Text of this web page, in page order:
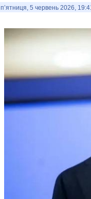
п’ятниця, 5 червень 2026,